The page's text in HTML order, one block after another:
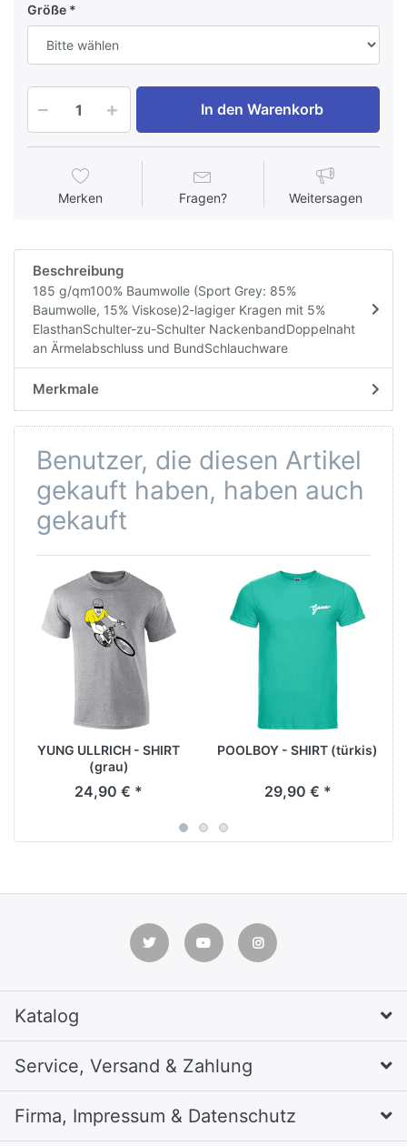
Größe
In den Warenkorb
Merken Fragen? Weitersagen
Beschreibung
185 g/qm100% Baumwolle (Sport Grey: 85%
Baumwolle, 15% Viskose)2-lagiger Kragen mit 5%
ElasthanSchulter-zu-Schulter NackenbandDoppelnaht
an Ärmelabschluss und BundSchlauchware
Merkmale
Benutzer, die diesen Artikel
gekauft haben, haben auch
gekauft
YUNG ULLRICH - SHIRT
(grau)
24,90 € *
POOLBOY - SHIRT (türkis)
29,90 € *
Katalog
Service, Versand & Zahlung
Firma, Impressum & Datenschutz